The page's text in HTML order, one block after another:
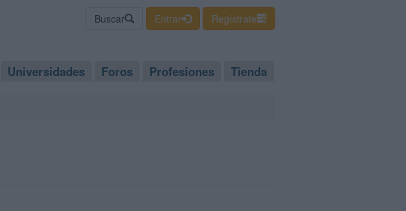
Buscar Entrar Regístrate
Universidades Foros Profesiones Tienda